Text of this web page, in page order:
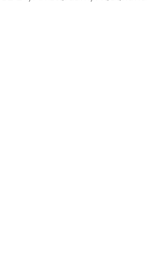
de voortgang van de